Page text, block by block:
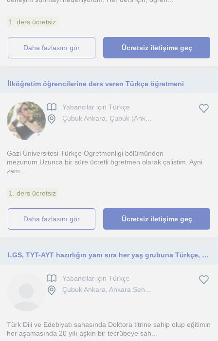
1. ders ücretsiz
daha fazlasını gör Ücretsiz iletişime geç
İlköğretim öğrencilerine ders veren Türkçe öğretmeni
Yabancilar için Türkçe
Çubuk Ankara, Çubuk (Ank...
Gazi Üniversitesi Türkçe Ögretmenligi bölümünden
mezunum.Uzunca bir süre ücretli ögretmen olarak çalistim. Ayni
zam...
1. ders ücretsiz
daha fazlasını gör Ücretsiz iletişime geç
LGS, TYT-AYT hazırlığın yanı sıra her yaş grubuna Türkçe, Türk Dili ve Edebiyatı dersi verilir. (Online ya da yüz yüze)
Yabancilar için Türkçe
Çubuk Ankara, Ankara Seh...
Türk Dili ve Edebiyatı sahasında Doktora titrine sahip olup eğitimin
her aşamasında 20 yılı aşkın bir tecrübeye sah...